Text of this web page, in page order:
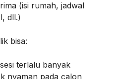
(isi rumah, jadwal
dll.)
bisa:
terlalu banyak
nyaman pada calon